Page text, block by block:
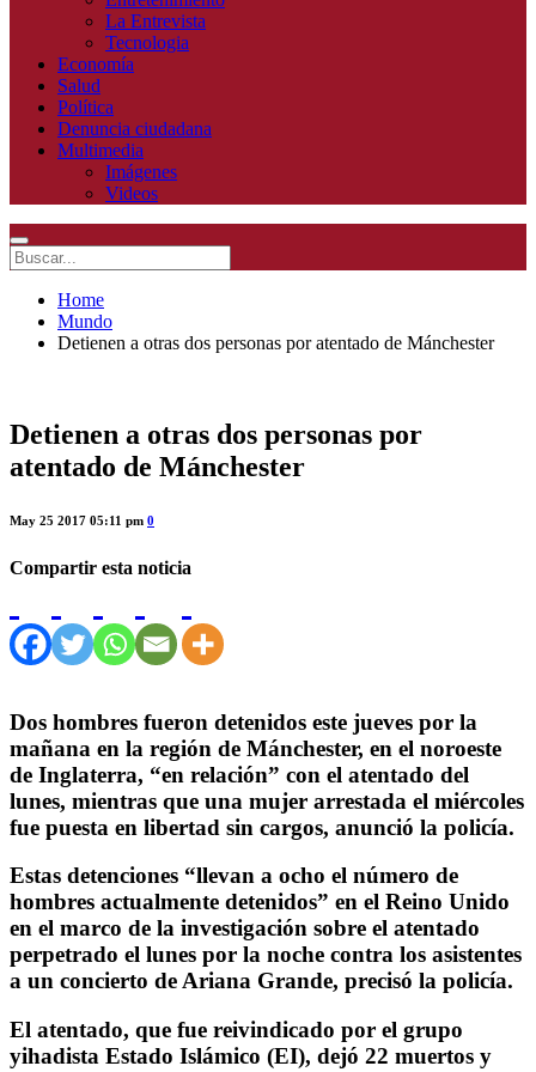
La Entrevista
Tecnologia
Economía
Salud
Política
Denuncia ciudadana
Multimedia
Imágenes
Videos
Home
Mundo
Detienen a otras dos personas por atentado de Mánchester
Detienen a otras dos personas por
atentado de Mánchester
May 25 2017 05:11 pm 0
Compartir esta noticia
Dos hombres fueron detenidos este jueves por la
mañana en la región de Mánchester, en el noroeste
de Inglaterra, “en relación” con el atentado del
lunes, mientras que una mujer arrestada el miércoles
fue puesta en libertad sin cargos, anunció la policía.
Estas detenciones “llevan a ocho el número de
hombres actualmente detenidos” en el Reino Unido
en el marco de la investigación sobre el atentado
perpetrado el lunes por la noche contra los asistentes
a un concierto de Ariana Grande, precisó la policía.
El atentado, que fue reivindicado por el grupo
yihadista Estado Islámico (EI), dejó 22 muertos y